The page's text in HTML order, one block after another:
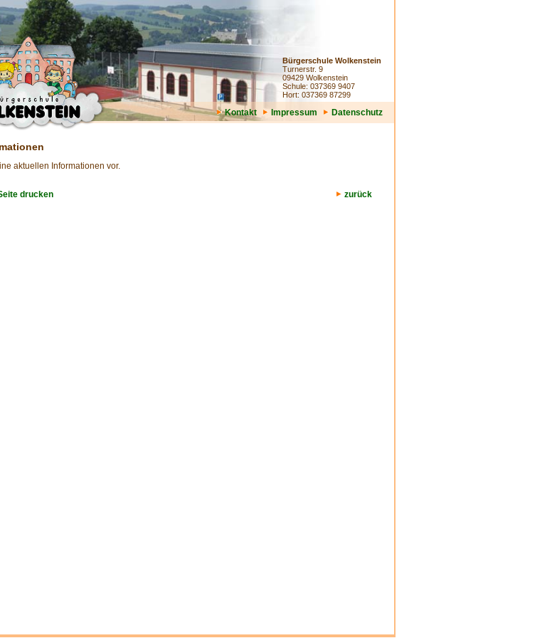
Kontakt Impressum Datenschutz
Bürgerschule Wolkenstein
Turnerstr. 9
09429 Wolkenstein
Schule: 037369 9407
Hort: 037369 87299
aktuellen Informationen vor.
drucken zurück